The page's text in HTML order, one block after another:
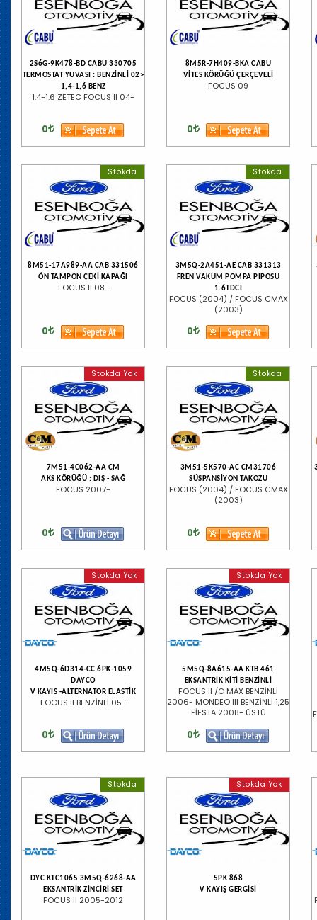
2S6G-9K478-BD CABU 330705
TERMOSTAT YUVASI : BENZİNLİ 02>
1,4-1,6 BENZ
1.4-1.6 ZETEC FOCUS II 04-
0
8M5R-7H409-BKA CABU
VİTES KÖRÜĞÜ ÇERÇEVELİ
FOCUS 09
0
Stokda
8M51-17A989-AA CAB 331506
ÖN TAMPON ÇEKİ KAPAĞI
FOCUS II 08-
0
Stokda
3M5Q-2A451-AE CAB 331313
FREN VAKUM POMPA PIPOSU
1.6TDCI
FOCUS (2004) / FOCUS CMAX
(2003)
0
Stokda Yok
7M51-4C062-AA CM
AKS KÖRÜĞÜ : DIŞ - SAĞ
FOCUS 2007-
0
Stokda
3M51-5K570-AC CM31706
SÜSPANSİYON TAKOZU
FOCUS (2004) / FOCUS CMAX
(2003)
0
Stokda Yok
4M5Q-6D314-CC 6PK-1059
DAYCO
V KAYIS -ALTERNATOR ELASTİK
FOCUS II BENZİNLİ 05-
0
Stokda Yok
5M5Q-8A615-AA KTB 461
EKSANTRİK KİTİ BENZİNLİ
FOCUS II /C MAX BENZİNLİ
2006- MONDEO III BENZİNLİ 1,25
FİESTA 2008- ÜSTÜ
0
Stokda
DYC KTC1065 3M5Q-6268-AA
EKSANTRİK ZİNCİRİ SET
FOCUS II 2005-2012
Stokda Yok
5PK 868
V KAYIŞ GERGİSİ